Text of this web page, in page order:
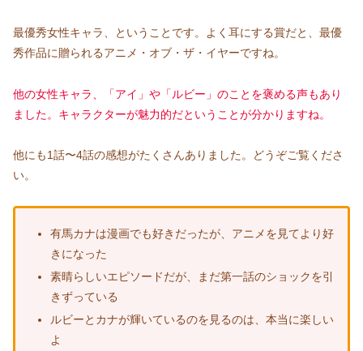
最優秀女性キャラ、ということです。よく耳にする賞だと、最優
秀作品に贈られるアニメ・オブ・ザ・イヤーですね。
他の女性キャラ、「アイ」や「ルビー」のことを褒める声もあり
ました。キャラクターが魅力的だということが分かりますね。
他にも1話〜4話の感想がたくさんありました。どうぞご覧くださ
い。
有馬カナは漫画でも好きだったが、アニメを見てより好
きになった
素晴らしいエピソードだが、まだ第一話のショックを引
きずっている
ルビーとカナが輝いているのを見るのは、本当に楽しい
よ